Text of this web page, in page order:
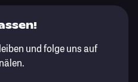
und folge uns auf